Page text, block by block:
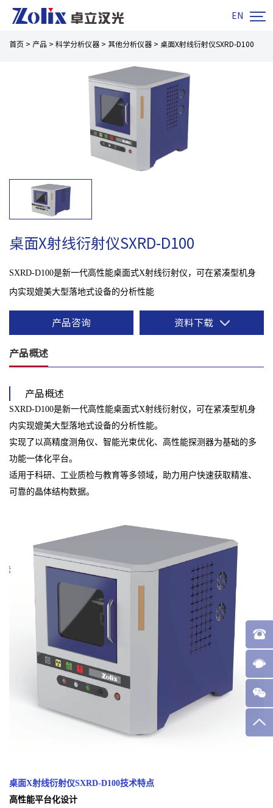
EN 
首页 > 产品 > 科学分析仪器 > 其他分析仪器 > 桌面X射线衍射仪SXRD-D100
桌面X射线衍射仪SXRD-D100
SXRD-D100是新一代高性能桌面式X射线衍射仪，可在紧凑型机身
内实现媲美大型落地式设备的分析性能
产品咨询 资料下载
产品概述
产品概述
SXRD-D100是新一代高性能桌面式X射线衍射仪，可在紧凑型机身
内实现媲美大型落地式设备的分析性能。
实现了以高精度测角仪、智能光束优化、高性能探测器为基础的多
功能一体化平台。
适用于科研、工业质检与教育等多领域，助力用户快速获取精准、
可靠的晶体结构数据。
桌面X射线衍射仪SXRD-D100技术特点
高性能平台化设计